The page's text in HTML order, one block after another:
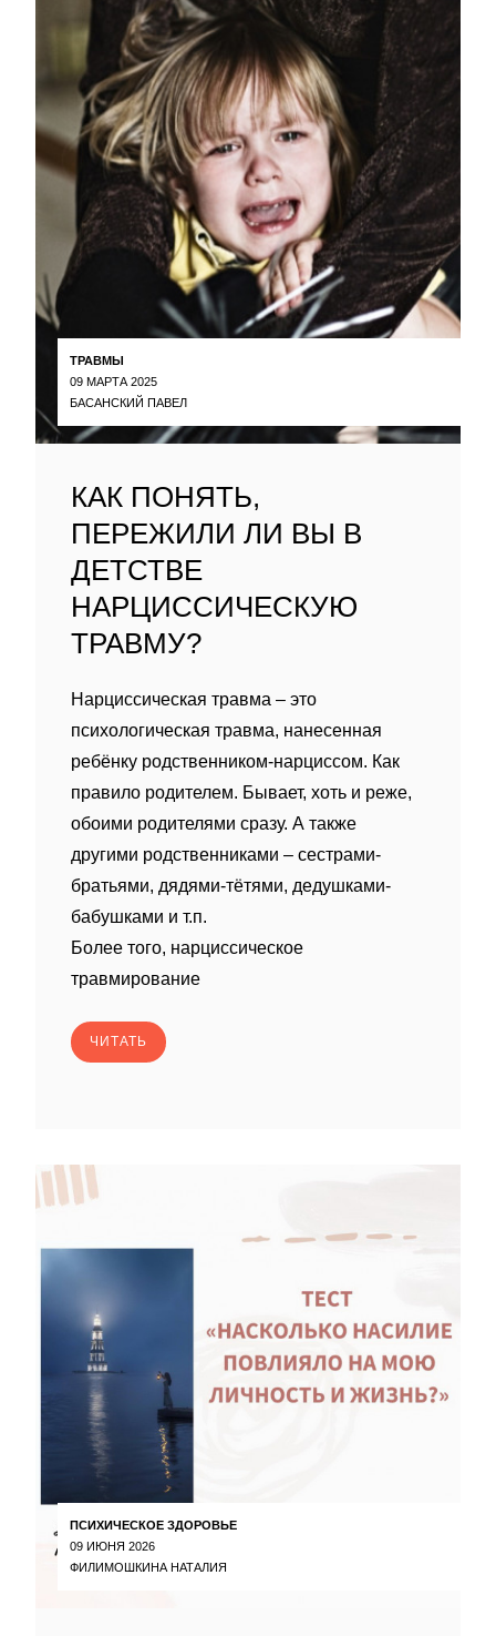
ТРАВМЫ
09 МАРТА 2025
БАСАНСКИЙ ПАВЕЛ
КАК ПОНЯТЬ,
ПЕРЕЖИЛИ ЛИ ВЫ В
ДЕТСТВЕ
НАРЦИССИЧЕСКУЮ
ТРАВМУ?
Нарциссическая травма – это
психологическая травма, нанесенная
ребëнку родственником-нарциссом. Как
правило родителем. Бывает, хоть и реже,
обоими родителями сразу. А также
другими родственниками – сестрами-
братьями, дядями-тëтями, дедушками-
бабушками и т.п.
Более того, нарциссическое
травмирование
ЧИТАТЬ
ПСИХИЧЕСКОЕ ЗДОРОВЬЕ
09 ИЮНЯ 2026
ФИЛИМОШКИНА НАТАЛИЯ